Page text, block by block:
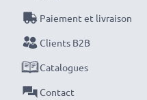
Paiement et livraison
Clients B2B
Catalogues
Contact